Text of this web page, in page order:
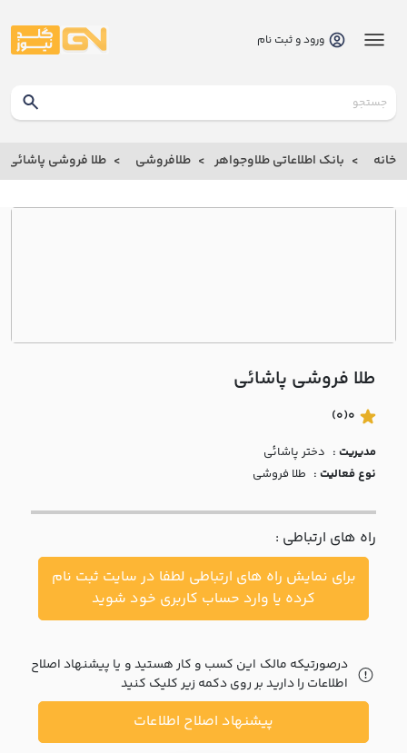
بانک
بانک
اطلاعاتی
درباره
با ما
مقالات
اخبار
پرسش
متداول
خواست
ورود و ثبت نام
خانه بانک اطلاعاتی طلاوجواهر طلافروشی طلا فروشی پاشائي
طلا فروشی پاشائي
0
(0)
مدیریت : دختر پاشائي
نوع فعالیت : طلا فروشی
راه های ارتباطی :
برای نمایش راه های ارتباطی لطفا در سایت ثبت نام
کرده یا وارد حساب کاربری خود شوید
درصورتیکه مالک این کسب و کار هستید و یا پیشنهاد اصلاح
اطلاعات را دارید بر روی دکمه زیر کلیک کنید
پیشنهاد اصلاح اطلاعات